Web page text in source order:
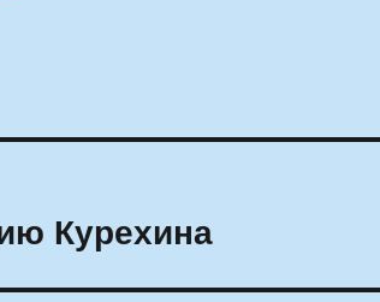
Курехина